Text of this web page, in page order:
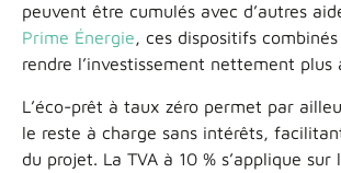
peuvent être cumulés avec d’autres
Prime Énergie, ces dispositifs
rendre l’investissement nettement plus
L’éco-prêt à taux zéro permet par
le reste à charge sans intérêts,
du projet. La TVA à 10 % s’applique sur